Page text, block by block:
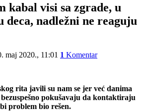
kabal visi sa zgrade, u
nadležni ne reaguju
maj 2020., 11:01 1 Komentar
rita javili su nam se jer već danima
pokušavaju da kontaktiraju
problem bio rešen.